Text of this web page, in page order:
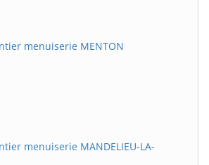
menuiserie MENTON
menuiserie MANDELIEU-LA-